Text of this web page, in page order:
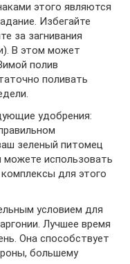
этого являются
Избегайте
за загнивания
В этом может
полив
поливать
удобрения:
зеленый питомец
использовать
для этого
условием для
Лучшее время
Она способствует
большему